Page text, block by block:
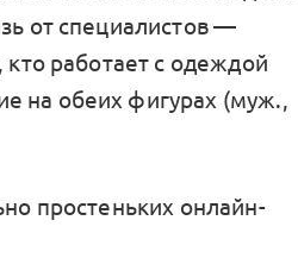
от специалистов —
кто работает с одеждой
на обеих фигурах (муж.,
простеньких онлайн-